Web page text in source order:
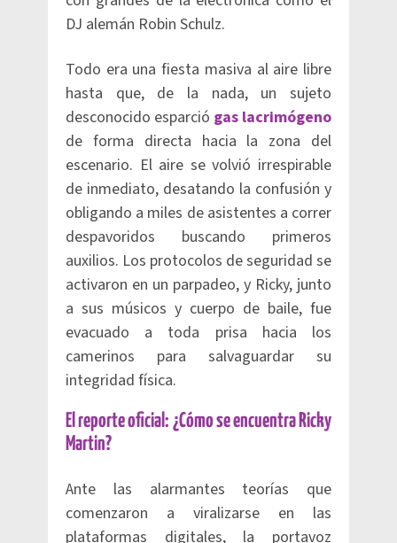
DJ alemán Robin Schulz.
Todo era una fiesta masiva al aire libre
hasta que, de la nada, un sujeto
desconocido esparció gas lacrimógeno
de forma directa hacia la zona del
escenario. El aire se volvió irrespirable
de inmediato, desatando la confusión y
obligando a miles de asistentes a correr
despavoridos buscando primeros
auxilios. Los protocolos de seguridad se
activaron en un parpadeo, y Ricky, junto
a sus músicos y cuerpo de baile, fue
evacuado a toda prisa hacia los
camerinos para salvaguardar su
integridad física.
El reporte oficial: ¿Cómo se encuentra Ricky
Martin?
Ante las alarmantes teorías que
comenzaron a viralizarse en las
plataformas digitales, la portavoz